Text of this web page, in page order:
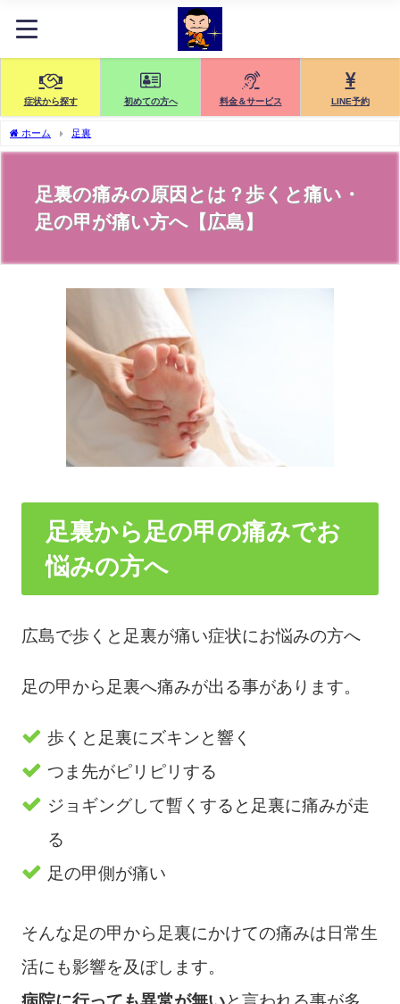
症状から探す 初めての方へ 料金＆サービス LINE予約
ホーム 足裏
足裏の痛みの原因とは？歩くと痛い・
足の甲が痛い方へ【広島】
足裏から足の甲の痛みでお
悩みの方へ
広島で歩くと足裏が痛い症状にお悩みの方へ
足の甲から足裏へ痛みが出る事があります。
歩くと足裏にズキンと響く
つま先がピリピリする
ジョギングして暫くすると足裏に痛みが走
る
足の甲側が痛い
そんな足の甲から足裏にかけての痛みは日常生
活にも影響を及ぼします。
病院に行っても異常が無いと言われる事が多